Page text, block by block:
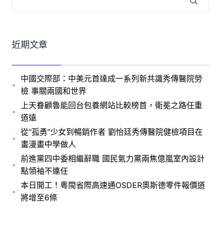
近期文章
中國交際部：中美元首達成一系列新共識秀傳醫院勞
檢 事關兩國和世界
上天眷顧魯能回台包養網站比較榜首，衛冕之路任重
道遠
從“孤勇”少女到暢銷作者 劉怡廷秀傳醫院健檢項目在
畫漫畫中學做人
前進黨四中委相繼辭職 國民氣力黨兩焦億嵐室內設計
點領袖不連任
本日開工！粵閩省際高速通OSDER奧斯德零件報價道
將增至6條